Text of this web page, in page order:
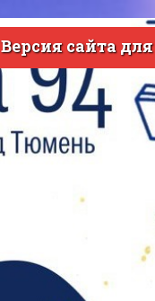
ВЕРСИЯ САЙТА
Версия сайта